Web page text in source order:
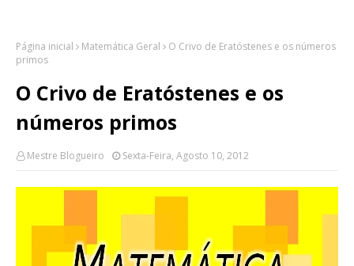
Página inicial Matemática Geral
O Crivo de Eratóstenes e os números
primos
O Crivo de Eratóstenes e os
números primos
Mestre Blogueiro Sexta-Feira, Agosto 10, 2012